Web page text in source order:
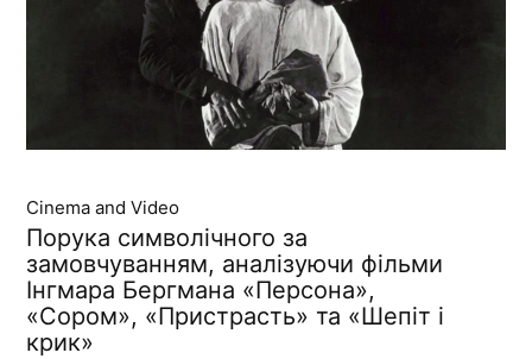
Cinema and Video
Порука символічного за
замовчуванням, аналізуючи фільми
Інгмара Бергмана «Персона»,
«Сором», «Пристрасть» та «Шепіт і
крик»